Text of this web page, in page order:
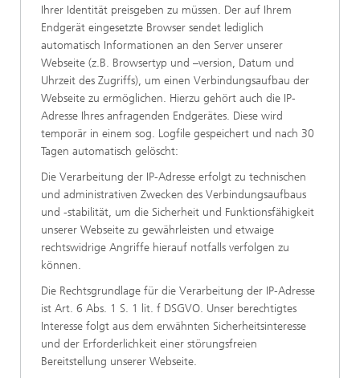
Ihrer Identität preisgeben zu müssen. Der auf Ihrem
Endgerät eingesetzte Browser sendet lediglich
automatisch Informationen an den Server unserer
Webseite (z.B. Browsertyp und –version, Datum und
Uhrzeit des Zugriffs), um einen Verbindungsaufbau der
Webseite zu ermöglichen. Hierzu gehört auch die IP-
Adresse Ihres anfragenden Endgerätes. Diese wird
temporär in einem sog. Logfile gespeichert und nach 30
Tagen automatisch gelöscht:
Die Verarbeitung der IP-Adresse erfolgt zu technischen
und administrativen Zwecken des Verbindungsaufbaus
und -stabilität, um die Sicherheit und Funktionsfähigkeit
unserer Webseite zu gewährleisten und etwaige
rechtswidrige Angriffe hierauf notfalls verfolgen zu
können.
Die Rechtsgrundlage für die Verarbeitung der IP-Adresse
ist Art. 6 Abs. 1 S. 1 lit. f DSGVO. Unser berechtigtes
Interesse folgt aus dem erwähnten Sicherheitsinteresse
und der Erforderlichkeit einer störungsfreien
Bereitstellung unserer Webseite.